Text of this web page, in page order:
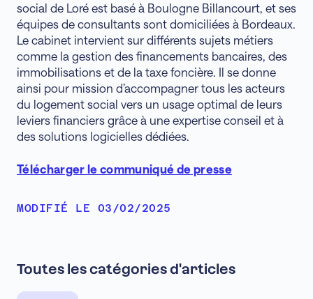
social de Loré est basé à Boulogne Billancourt, et ses
équipes de consultants sont domiciliées à Bordeaux.
Le cabinet intervient sur différents sujets métiers
comme la gestion des financements bancaires, des
immobilisations et de la taxe foncière. Il se donne
ainsi pour mission d’accompagner tous les acteurs
du logement social vers un usage optimal de leurs
leviers financiers grâce à une expertise conseil et à
des solutions logicielles dédiées.
Télécharger le communiqué de presse
MODIFIÉ LE 03/02/2025
Toutes les catégories d'articles